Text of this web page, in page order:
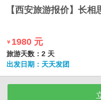
【西安旅游报价】长
￥ 1980 元
旅游天数：2 天
出发日期：天天发团